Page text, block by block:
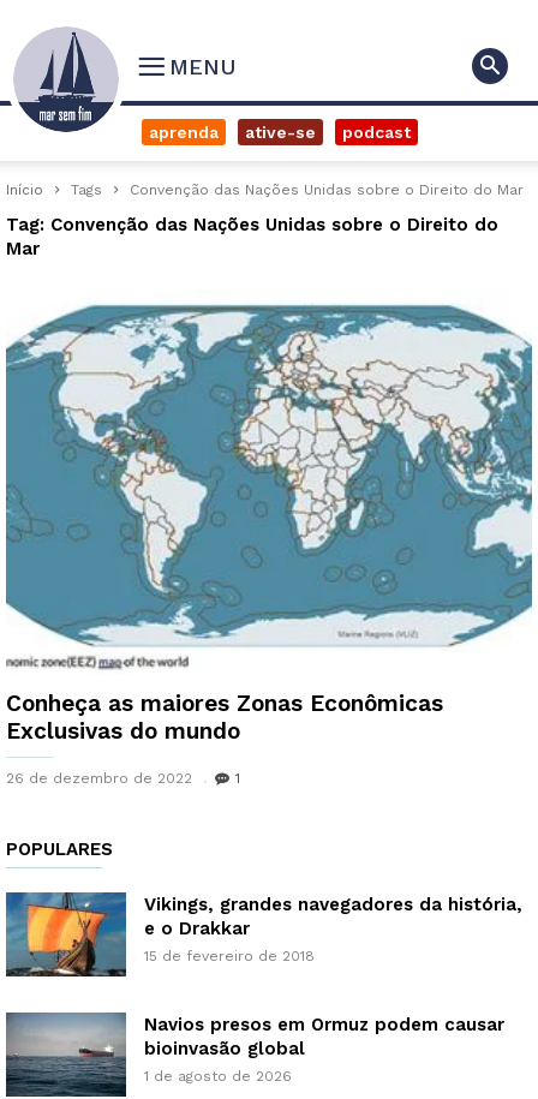
MENU
aprenda ative-se podcast
Início Tags Convenção das Nações Unidas sobre o Direito do Mar
Tag: Convenção das Nações Unidas sobre o Direito do
Mar
Conheça as maiores Zonas Econômicas
Exclusivas do mundo
26 de dezembro de 2022 1
POPULARES
Vikings, grandes navegadores da história,
e o Drakkar
15 de fevereiro de 2018
Navios presos em Ormuz podem causar
bioinvasão global
1 de agosto de 2026